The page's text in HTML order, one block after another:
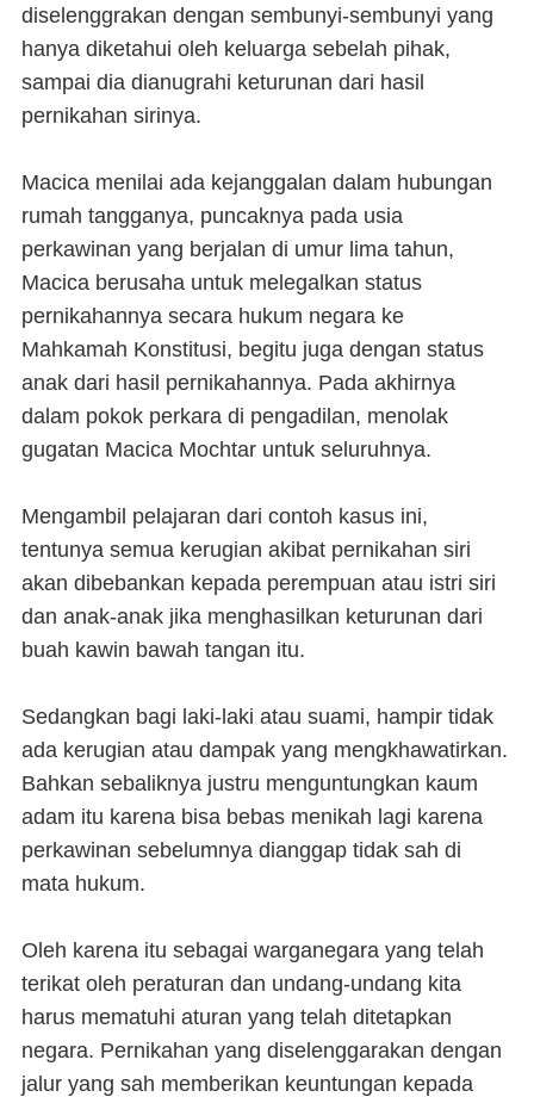
diselenggrakan dengan sembunyi-sembunyi yang
hanya diketahui oleh keluarga sebelah pihak,
sampai dia dianugrahi keturunan dari hasil
pernikahan sirinya.
Macica menilai ada kejanggalan dalam hubungan
rumah tangganya, puncaknya pada usia
perkawinan yang berjalan di umur lima tahun,
Macica berusaha untuk melegalkan status
pernikahannya secara hukum negara ke
Mahkamah Konstitusi, begitu juga dengan status
anak dari hasil pernikahannya. Pada akhirnya
dalam pokok perkara di pengadilan, menolak
gugatan Macica Mochtar untuk seluruhnya.
Mengambil pelajaran dari contoh kasus ini,
tentunya semua kerugian akibat pernikahan siri
akan dibebankan kepada perempuan atau istri siri
dan anak-anak jika menghasilkan keturunan dari
buah kawin bawah tangan itu.
Sedangkan bagi laki-laki atau suami, hampir tidak
ada kerugian atau dampak yang mengkhawatirkan.
Bahkan sebaliknya justru menguntungkan kaum
adam itu karena bisa bebas menikah lagi karena
perkawinan sebelumnya dianggap tidak sah di
mata hukum.
Oleh karena itu sebagai warganegara yang telah
terikat oleh peraturan dan undang-undang kita
harus mematuhi aturan yang telah ditetapkan
negara. Pernikahan yang diselenggarakan dengan
jalur yang sah memberikan keuntungan kepada